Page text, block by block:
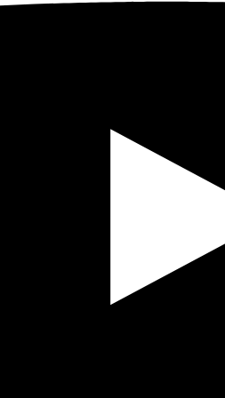
espera que se dé Abu
y cuadros nacionales dentro
el estado de pérdida por
exclusión, tiranía y desprecio
del pueblo
claro es que el asesinato de
una oleada de protestas
las redes que pueden tener
de inscripción al curso de
profesional (árabe
y nuevos medios